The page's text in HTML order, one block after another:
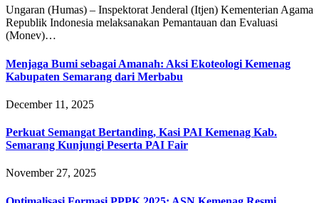
Ungaran (Humas) – Inspektorat Jenderal (Itjen) Kementerian Agama
Republik Indonesia melaksanakan Pemantauan dan Evaluasi
(Monev)…
Menjaga Bumi sebagai Amanah: Aksi Ekoteologi Kemenag
Kabupaten Semarang dari Merbabu
December 11, 2025
Perkuat Semangat Bertanding, Kasi PAI Kemenag Kab.
Semarang Kunjungi Peserta PAI Fair
November 27, 2025